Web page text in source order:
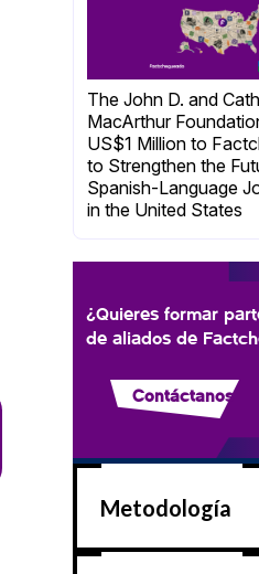
The John D. and
MacArthur
US$1 Million to
to Strengthen the
Spanish-Language
in the United States
¿Quieres formar
de aliados de
Contáctanos
Metodología